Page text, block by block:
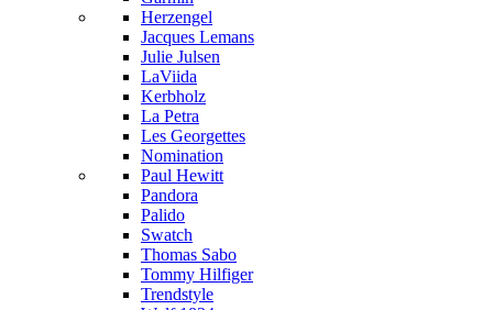
Herzengel
Jacques Lemans
Julie Julsen
LaViida
Kerbholz
La Petra
Les Georgettes
Nomination
Paul Hewitt
Pandora
Palido
Swatch
Thomas Sabo
Tommy Hilfiger
Trendstyle